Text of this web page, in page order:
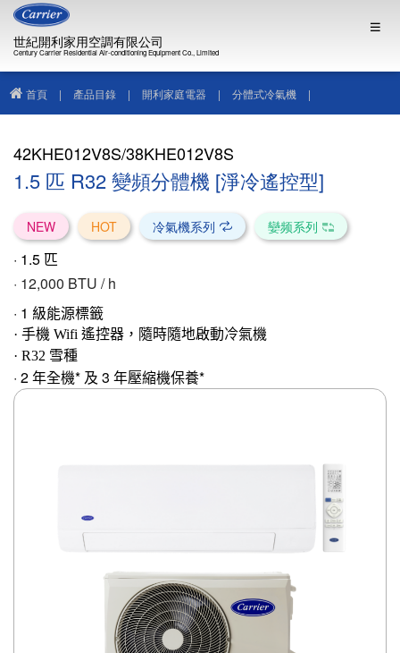
世紀開利家用空調有限公司
Century Carrier Residential Air-conditioning Equipment Co., Limited
首頁 | 產品目錄 | 開利家庭電器 | 分體式冷氣機 |
42KHE012V8S/38KHE012V8S
1.5 匹 R32 變頻分體機 [淨冷遙控型]
NEW HOT 冷氣機系列 孌频系列
· 1.5 匹
· 12,000 BTU / h
· 1 級能源標籤
· 手機 Wifi 遙控器，隨時隨地啟動冷氣機
· R32 雪種
· 2 年全機* 及 3 年壓縮機保養*